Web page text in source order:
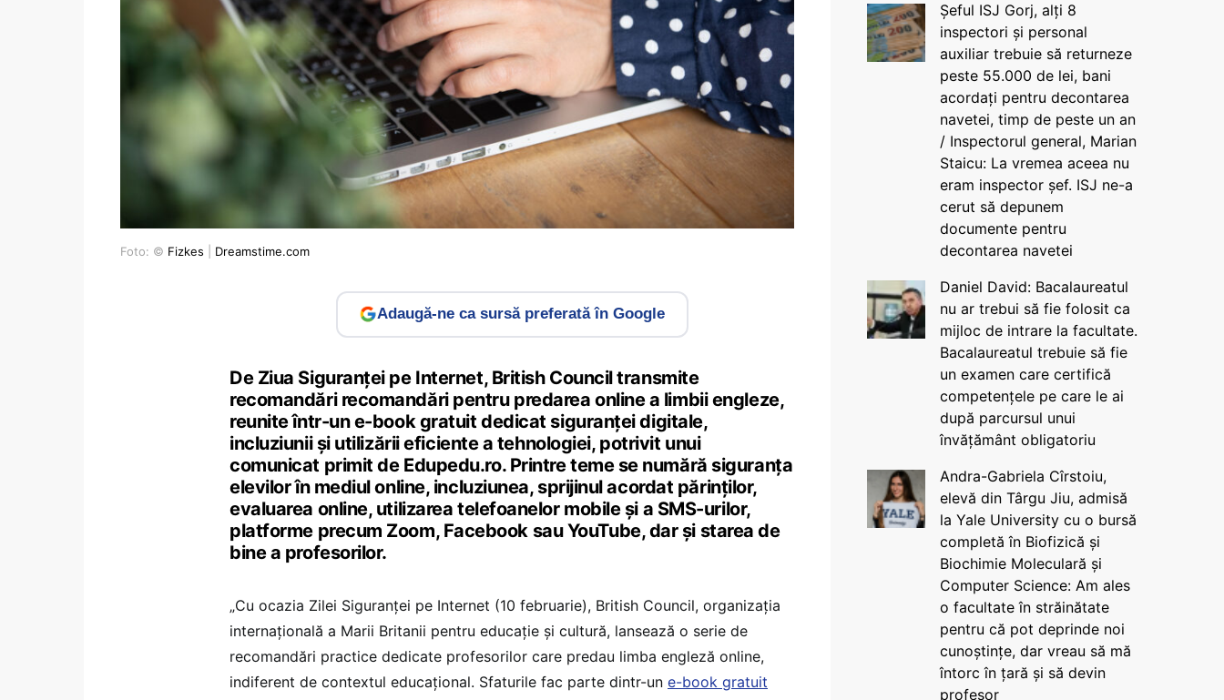
Foto: © Fizkes Dreamstime.com
Adaugă-ne ca sursă preferată în Google
De Ziua Siguranței pe Internet, British Council transmite
recomandări recomandări pentru predarea online a limbii engleze,
reunite într-un e-book gratuit dedicat siguranței digitale,
incluziunii și utilizării eficiente a tehnologiei, potrivit unui
comunicat primit de Edupedu.ro. Printre teme se numără siguranța
elevilor în mediul online, incluziunea, sprijinul acordat părinților,
evaluarea online, utilizarea telefoanelor mobile și a SMS-urilor,
platforme precum Zoom, Facebook sau YouTube, dar și starea de
bine a profesorilor.
„Cu ocazia Zilei Siguranței pe Internet (10 februarie), British Council, organizația
internațională a Marii Britanii pentru educație și cultură, lansează o serie de
recomandări practice dedicate profesorilor care predau limba engleză online,
indiferent de contextul educațional. Sfaturile fac parte dintr-un e-book gratuit
Șeful ISJ Gorj, alți 8
inspectori și personal
auxiliar trebuie să returneze
peste 55.000 de lei, bani
acordați pentru decontarea
navetei, timp de peste un an
/ Inspectorul general, Marian
Staicu: La vremea aceea nu
eram inspector șef. ISJ ne-a
cerut să depunem
documente pentru
decontarea navetei
Daniel David: Bacalaureatul
nu ar trebui să fie folosit ca
mijloc de intrare la facultate.
Bacalaureatul trebuie să fie
un examen care certifică
competențele pe care le ai
după parcursul unui
învățământ obligatoriu
Andra-Gabriela Cîrstoiu,
elevă din Târgu Jiu, admisă
la Yale University cu o bursă
completă în Biofizică și
Biochimie Moleculară și
Computer Science: Am ales
o facultate în străinătate
pentru că pot deprinde noi
cunoștințe, dar vreau să mă
întorc în țară și să devin
profesor